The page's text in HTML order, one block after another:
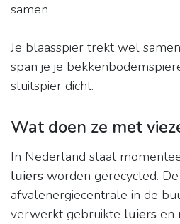
samen
Je blaasspier trekt wel
span je je
sluitspier dicht.
Wat doen ze met
In Nederland staat
luiers worden gerecycled.
afvalenergiecentrale in de
verwerkt gebruikte luiers en